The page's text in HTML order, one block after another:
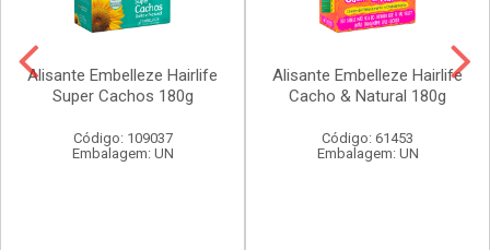
Alisante Embelleze Hairlife
Super Cachos 180g
Código: 109037
Embalagem: UN
Alisante Embelleze Hairlife
Cacho & Natural 180g
Código: 61453
Embalagem: UN